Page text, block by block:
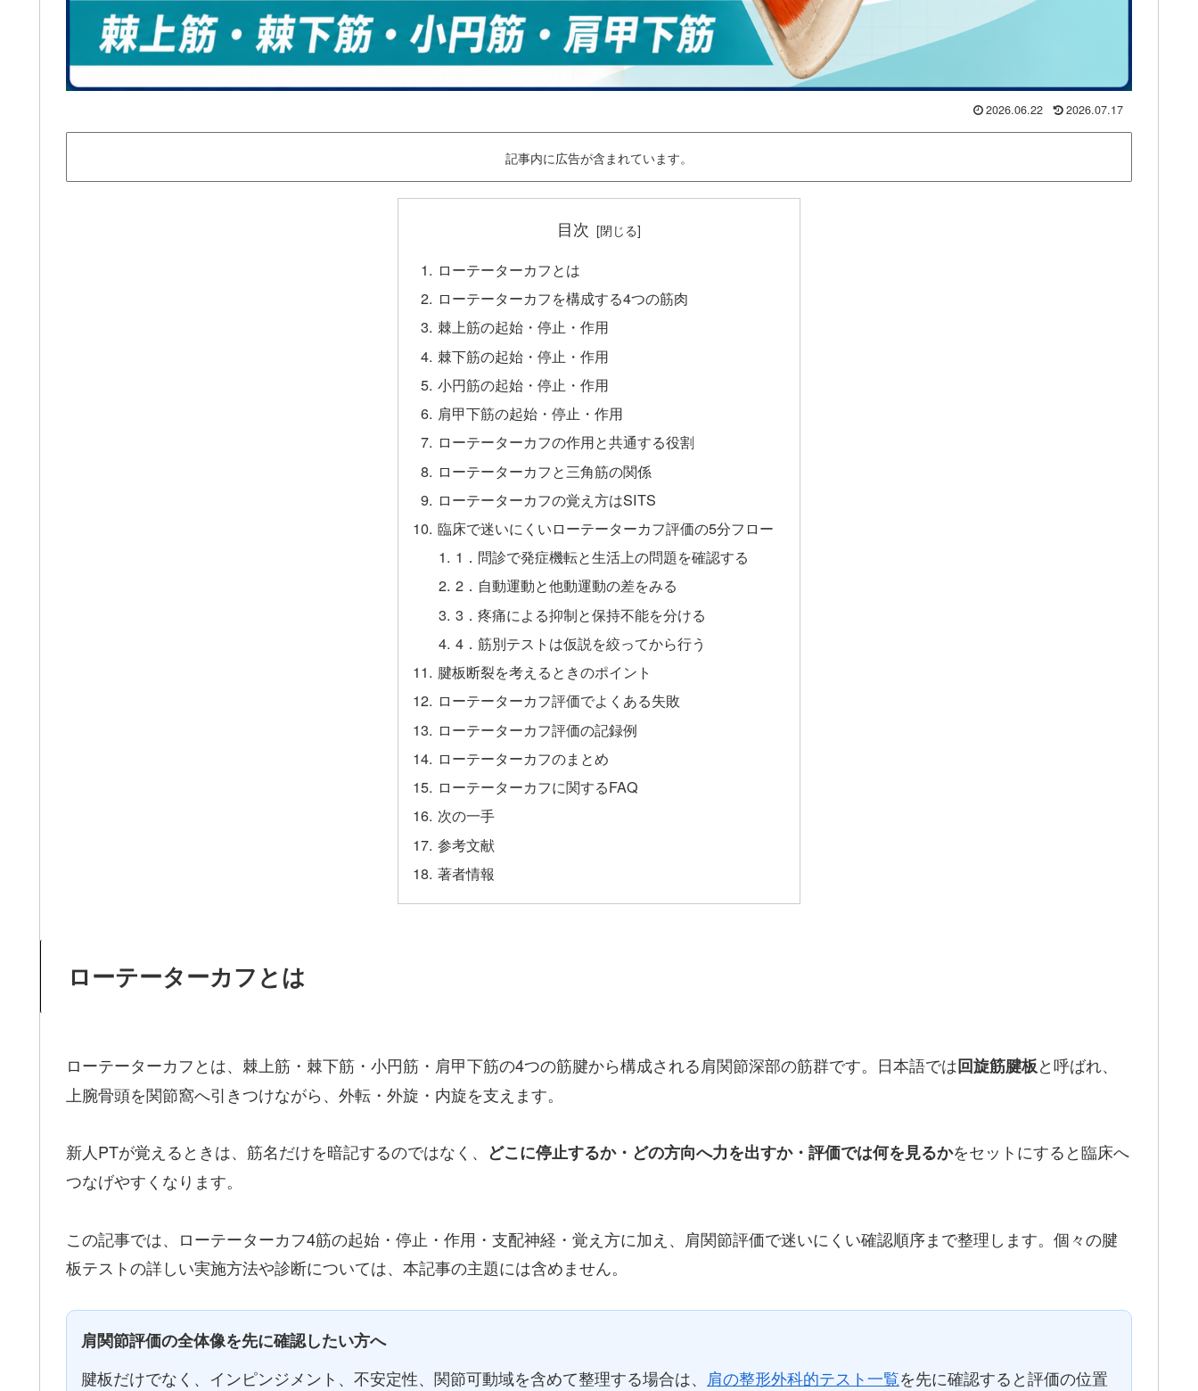
2026.06.22 2026.07.17
記事内に広告が含まれています。
目次
ローテーターカフとは
ローテーターカフを構成する4つの筋肉
棘上筋の起始・停止・作用
棘下筋の起始・停止・作用
小円筋の起始・停止・作用
肩甲下筋の起始・停止・作用
ローテーターカフの作用と共通する役割
ローテーターカフと三角筋の関係
ローテーターカフの覚え方はSITS
臨床で迷いにくいローテーターカフ評価の5分フロー
1．問診で発症機転と生活上の問題を確認する
2．自動運動と他動運動の差をみる
3．疼痛による抑制と保持不能を分ける
4．筋別テストは仮説を絞ってから行う
腱板断裂を考えるときのポイント
ローテーターカフ評価でよくある失敗
ローテーターカフ評価の記録例
ローテーターカフのまとめ
ローテーターカフに関するFAQ
次の一手
参考文献
著者情報
ローテーターカフとは
ローテーターカフとは、棘上筋・棘下筋・小円筋・肩甲下筋の4つの筋腱から構成される肩関節深部の筋群です。日本語では回旋筋腱板と呼ばれ、
上腕骨頭を関節窩へ引きつけながら、外転・外旋・内旋を支えます。
新人PTが覚えるときは、筋名だけを暗記するのではなく、 どこに停止するか・どの方向へ力を出すか・評価では何を見るかをセットにすると臨床へ
つなげやすくなります。
この記事では、ローテーターカフ4筋の起始・停止・作用・支配神経・覚え方に加え、肩関節評価で迷いにくい確認順序まで整理します。個々の腱
板テストの詳しい実施方法や診断については、本記事の主題には含めません。
肩関節評価の全体像を先に確認したい方へ
腱板だけでなく、インピンジメント、不安定性、関節可動域を含めて整理する場合は、 肩の整形外科的テスト一覧を先に確認すると評価の位置